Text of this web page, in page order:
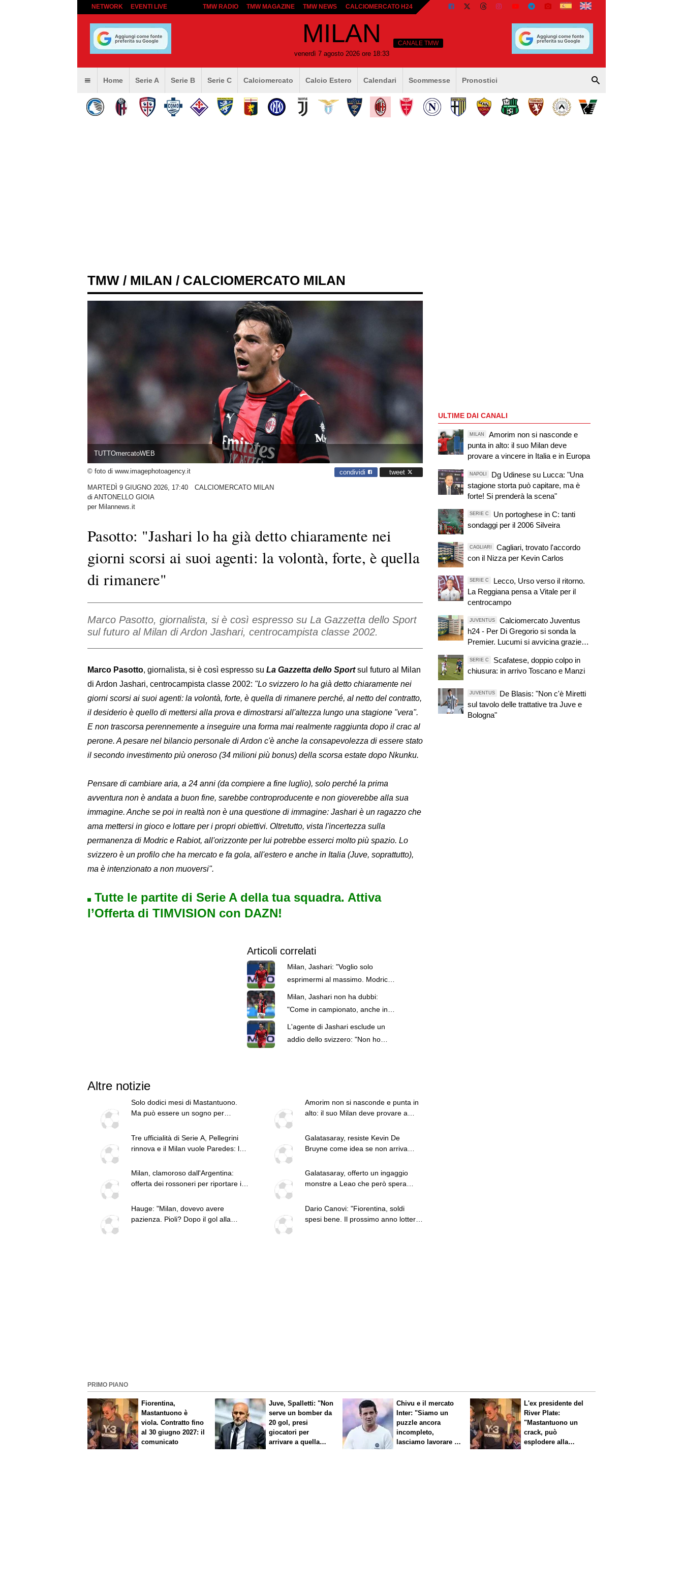
NETWORK EVENTI LIVE TMW RADIO TMW MAGAZINE TMW NEWS CALCIOMERCATO H24
MILAN
venerdì 7 agosto 2026 ore 18:33
CANALE TMW
Home Serie A Serie B Serie C Calciomercato Calcio Estero Calendari Scommesse Pronostici
TMW / MILAN / CALCIOMERCATO MILAN
TUTTOmercatoWEB
© foto di www.imagephotoagency.it condividi tweet
MARTEDÌ 9 GIUGNO 2026, 17:40
CALCIOMERCATO MILAN
di ANTONELLO GIOIA
per Milannews.it
Pasotto: "Jashari lo ha già detto chiaramente nei
giorni scorsi ai suoi agenti: la volontà, forte, è quella
di rimanere"
Marco Pasotto, giornalista, si è così espresso su La Gazzetta dello Sport
sul futuro al Milan di Ardon Jashari, centrocampista classe 2002.
Marco Pasotto, giornalista, si è così espresso su La Gazzetta dello Sportsul futuro al Milan
di Ardon Jashari, centrocampista classe 2002: "Lo svizzero lo ha già detto chiaramente nei
giorni scorsi ai suoi agenti: la volontà, forte, è quella di rimanere perché, al netto del contratto,
il desiderio è quello di mettersi alla prova e dimostrarsi all'altezza lungo una stagione "vera".
E non trascorsa perennemente a inseguire una forma mai realmente raggiunta dopo il crac al
perone. A pesare nel bilancio personale di Ardon c'è anche la consapevolezza di essere stato
il secondo investimento più oneroso (34 milioni più bonus) della scorsa estate dopo Nkunku.
Pensare di cambiare aria, a 24 anni (da compiere a fine luglio), solo perché la prima
avventura non è andata a buon fine, sarebbe controproducente e non gioverebbe alla sua
immagine. Anche se poi in realtà non è una questione di immagine: Jashari è un ragazzo che
ama mettersi in gioco e lottare per i propri obiettivi. Oltretutto, vista l'incertezza sulla
permanenza di Modric e Rabiot, all'orizzonte per lui potrebbe esserci molto più spazio. Lo
svizzero è un profilo che ha mercato e fa gola, all'estero e anche in Italia (Juve, soprattutto),
ma è intenzionato a non muoversi".
Tutte le partite di Serie A della tua squadra. Attiva
l’Offerta di TIMVISION con DAZN!
Articoli correlati
Milan, Jashari: "Voglio solo
esprimermi al massimo. Modric?
La sua mentalità è importante"
Milan, Jashari non ha dubbi:
"Come in campionato, anche in
L'agente di Jashari esclude un
addio dello svizzero: "Non ho
Altre notizie
Solo dodici mesi di Mastantuono.
Ma può essere un sogno per
Amorim non si nasconde e punta in
alto: il suo Milan deve provare a
Tre ufficialità di Serie A, Pellegrini
rinnova e il Milan vuole Paredes: le
Galatasaray, resiste Kevin De
Bruyne come idea se non arriva
Milan, clamoroso dall'Argentina:
offerta dei rossoneri per riportare in
Galatasaray, offerto un ingaggio
monstre a Leao che però spera
club inglese
Hauge: "Milan, dovevo avere
pazienza. Pioli? Dopo il gol alla
Dario Canovi: "Fiorentina, soldi
spesi bene. Il prossimo anno lotterà
ULTIME DAI CANALI
MILAN
Amorim non si nasconde e
punta in alto: il suo Milan deve
provare a vincere in Italia e in Europa
NAPOLI
Dg Udinese su Lucca: "Una
stagione storta può capitare, ma è
forte! Si prenderà la scena"
SERIE C
Un portoghese in C: tanti
sondaggi per il 2006 Silveira
CAGLIARI
Cagliari, trovato l'accordo
con il Nizza per Kevin Carlos
SERIE C
Lecco, Urso verso il ritorno.
La Reggiana pensa a Vitale per il
centrocampo
JUVENTUS
Calciomercato Juventus
h24 - Per Di Gregorio si sonda la
Premier. Lucumi si avvicina grazie a
United, si tratta. Casting per la porta,
ma sfuma Suzuki
SERIE C
Scafatese, doppio colpo in
chiusura: in arrivo Toscano e Manzi
JUVENTUS
De Blasis: "Non c'è Miretti
sul tavolo delle trattative tra Juve e
Bologna"
PRIMO PIANO
Fiorentina,
Mastantuono è
viola. Contratto fino
al 30 giugno 2027: il
comunicato
Juve, Spalletti: "Non
serve un bomber da
20 gol, presi
giocatori per
arrivare a quella
Chivu e il mercato
Inter: "Siamo un
puzzle ancora
incompleto,
lasciamo lavorare i
L'ex presidente del
River Plate:
"Mastantuono un
crack, può
esplodere alla